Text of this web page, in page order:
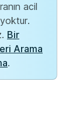
acil
Bir
Arama
.